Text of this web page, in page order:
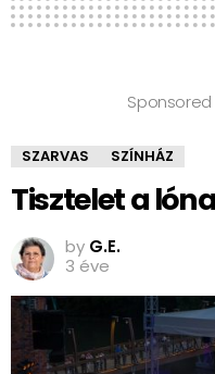
SZARVAS SZÍNHÁZ
Tisztelet a
by G.E.
3 éve